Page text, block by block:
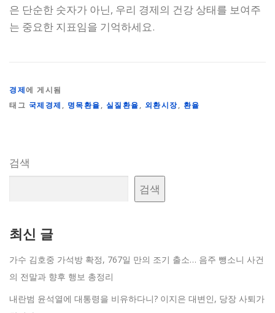
은 단순한 숫자가 아닌, 우리 경제의 건강 상태를 보여주
는 중요한 지표임을 기억하세요.
경제에 게시됨
태그 국제경제 , 명목환율, 실질환율, 외환시장, 환율
검색
검색
최신 글
가수 김호중 가석방 확정, 767일 만의 조기 출소… 음주 뺑소니 사건
의 전말과 향후 행보 총정리
내란범 윤석열에 대통령을 비유하다니? 이지은 대변인, 당장 사퇴가